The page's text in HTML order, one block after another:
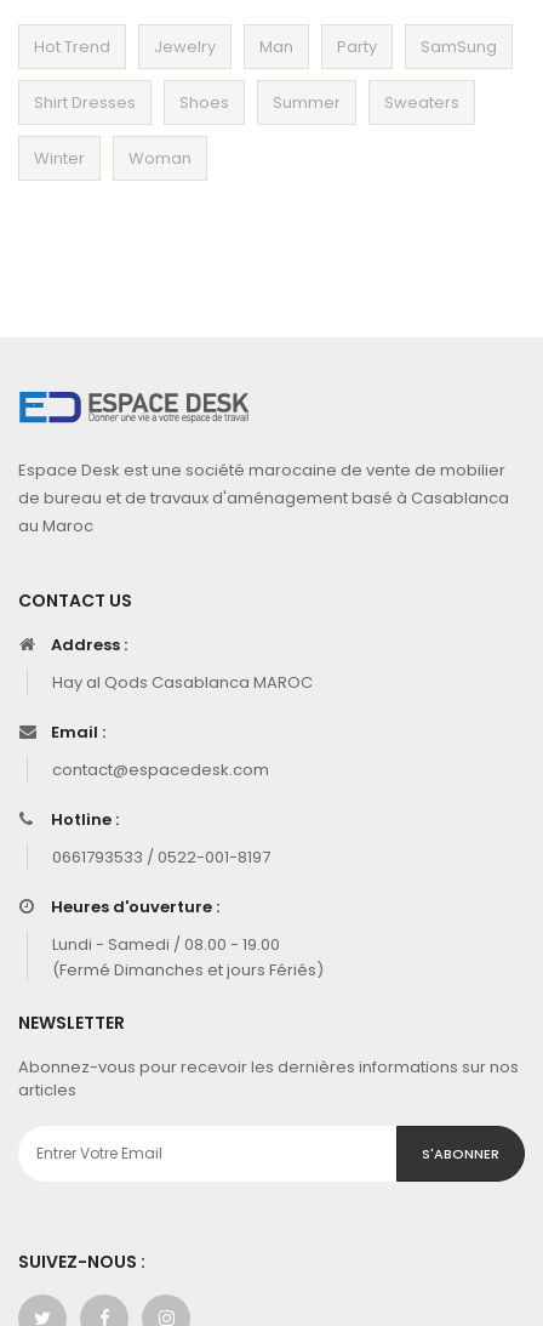
Hot Trend Jewelry Man Party SamSung
Shirt Dresses Shoes Summer Sweaters
Winter Woman
Espace Desk est une société marocaine de vente de mobilier
de bureau et de travaux d'aménagement basé à Casablanca
au Maroc
CONTACT US
Address :
Hay al Qods Casablanca MAROC
Email :
contact@espacedesk.com
Hotline :
0661793533 / 0522-001-8197
Heures d'ouverture :
Lundi - Samedi / 08.00 - 19.00
(Fermé Dimanches et jours Fériés)
NEWSLETTER
Abonnez-vous pour recevoir les dernières informations sur nos
articles
S'ABONNER
SUIVEZ-NOUS :